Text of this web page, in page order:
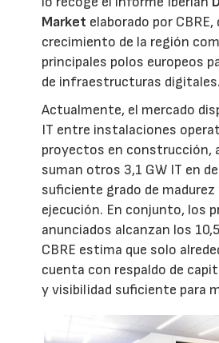
Market elaborado por
crecimiento de la región
principales polos europeos
de infraestructuras digitales.
Actualmente, el mercado
IT entre instalaciones
proyectos en construcción,
suman otros 3,1 GW IT en
suficiente grado de madurez
ejecución. En conjunto, los
anunciados alcanzan los
CBRE estima que solo
cuenta con respaldo de
y visibilidad suficiente para